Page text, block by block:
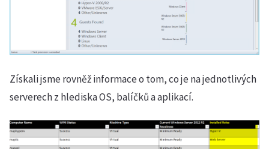
Získali jsme rovněž informace o tom, co je na jednotlivých
serverech z hlediska OS, balíčků a aplikací.